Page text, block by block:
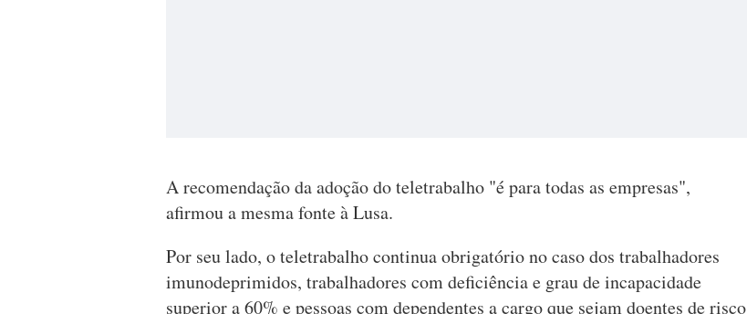
A recomendação da adoção do teletrabalho "é para todas as empresas",
afirmou a mesma fonte à Lusa.
Por seu lado, o teletrabalho continua obrigatório no caso dos trabalhadores
imunodeprimidos, trabalhadores com deficiência e grau de incapacidade
superior a 60% e pessoas com dependentes a cargo que sejam doentes de risco